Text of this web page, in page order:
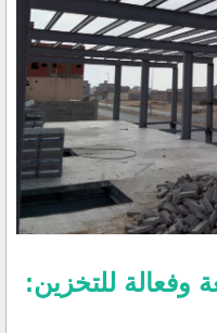
للتخزين: